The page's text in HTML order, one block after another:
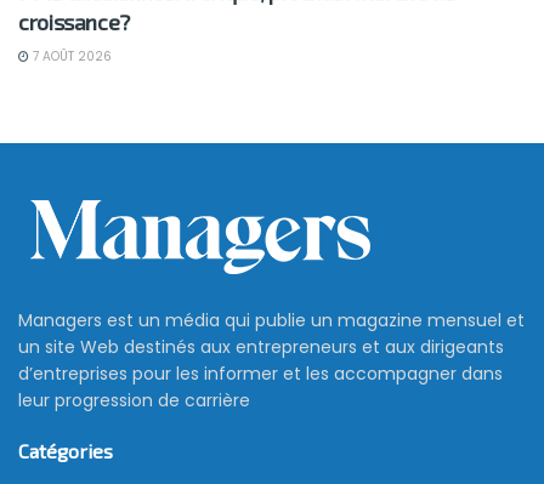
croissance?
7 AOÛT 2026
Managers est un média qui publie un magazine mensuel et
un site Web destinés aux entrepreneurs et aux dirigeants
d’entreprises pour les informer et les accompagner dans
leur progression de carrière
Catégories